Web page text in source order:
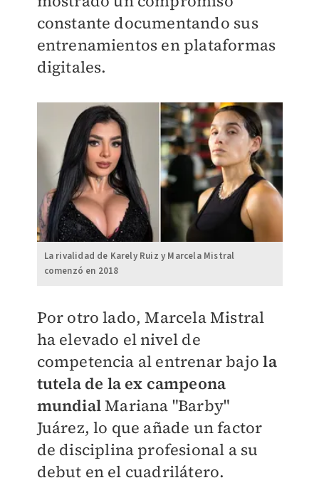
constante documentando sus
entrenamientos en plataformas
digitales.
La rivalidad de Karely Ruiz y Marcela Mistral
comenzó en 2018
Por otro lado, Marcela Mistral
ha elevado el nivel de
competencia al entrenar bajola
tutela de la ex campeona
mundialMariana "Barby"
Juárez, lo que añade un factor
de disciplina profesional a su
debut en el cuadrilátero.